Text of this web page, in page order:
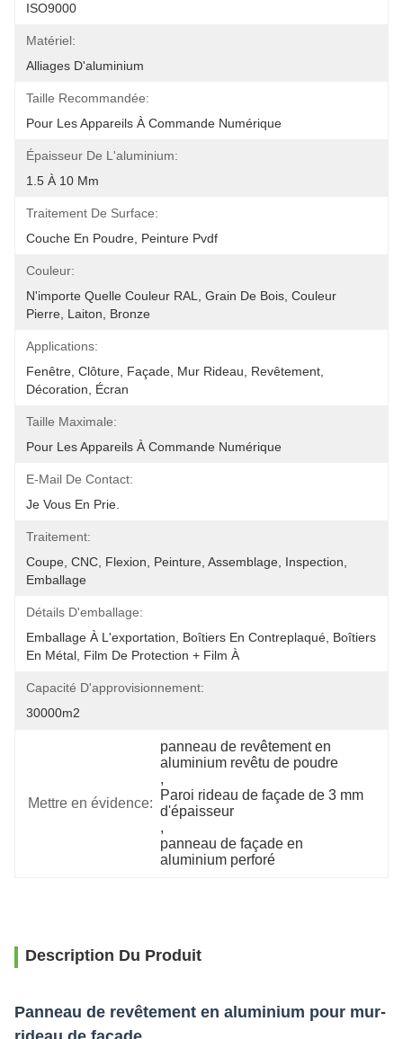
ISO9000
Matériel:
Alliages D'aluminium
Taille Recommandée:
Pour Les Appareils À Commande Numérique
Épaisseur De L'aluminium:
1.5 À 10 Mm
Traitement De Surface:
Couche En Poudre, Peinture Pvdf
Couleur:
N'importe Quelle Couleur RAL, Grain De Bois, Couleur
Pierre, Laiton, Bronze
Applications:
Fenêtre, Clôture, Façade, Mur Rideau, Revêtement,
Décoration, Écran
Taille Maximale:
Pour Les Appareils À Commande Numérique
E-Mail De Contact:
Je Vous En Prie.
Traitement:
Coupe, CNC, Flexion, Peinture, Assemblage, Inspection,
Emballage
Détails D'emballage:
Emballage À L'exportation, Boîtiers En Contreplaqué, Boîtiers
En Métal, Film De Protection + Film À
Capacité D'approvisionnement:
30000m2
Mettre en évidence:
panneau de revêtement en
aluminium revêtu de poudre
,
Paroi rideau de façade de 3 mm
d'épaisseur
,
panneau de façade en
aluminium perforé
Description Du Produit
Panneau de revêtement en aluminium pour mur-